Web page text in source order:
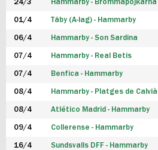
FUTSAL DAM
24/3 Hammarby - Brommapojkarna
01/4 Täby (A-lag) - Hammarby
06/4 Hammarby - Son Sardina
07/4 Hammarby - Real Betis
07/4 Benfica - Hammarby
08/4 Hammarby - Platges de Calvià
08/4 Atlético Madrid - Hammarby
09/4 Collerense - Hammarby
16/4 Sundsvalls DFF - Hammarby